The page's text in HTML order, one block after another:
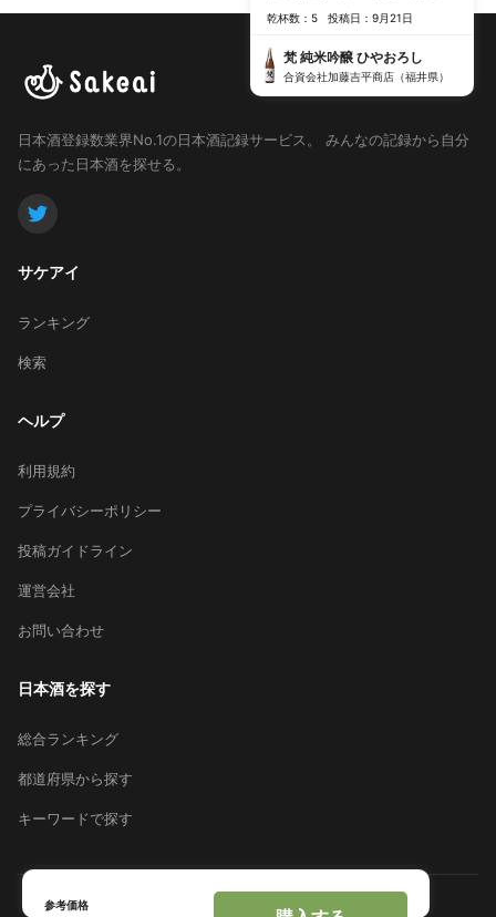
い酸も感じるが、とろみを感じ
がると酸に張りがでて、趣きが
変わる。温度帯でのギャップに
驚き。
乾杯数：5 投稿日：9月21日
梵 純米吟醸 ひやおろし
合資会社加藤吉平商店（福井県）
参考価格
日本酒登録数業界No.1の日本酒記録サービス。
みんなの記録から自分
にあった日本酒を探せる。
サケアイ
ランキング
検索
ヘルプ
利用規約
プライバシーポリシー
投稿ガイドライン
運営会社
お問い合わせ
日本酒を探す
総合ランキング
都道府県から探す
キーワードで探す
© 2026 Sakeai Inc.